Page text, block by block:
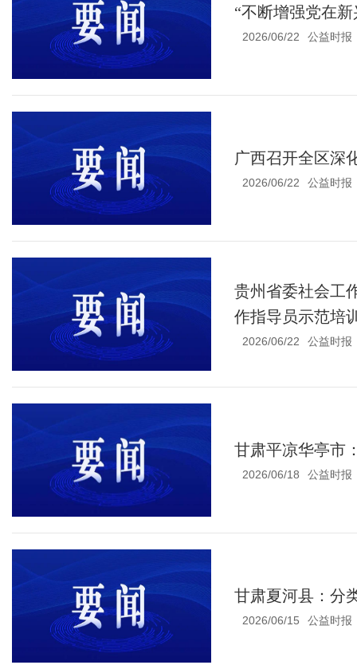
“不断增强党在
2026/06/22 公益时报
广西召开全区深
2026/06/22 公益时报
贵州省委社会工
作指导员示范培
2026/06/22 公益时报
甘肃平凉华亭市
2026/06/18 公益时报
甘肃夏河县：分
2026/06/15 公益时报